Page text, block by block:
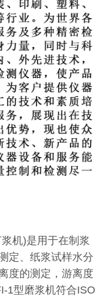
机)是用于在制浆
定、纸浆试样水分
度的测定，游离度
1型磨浆机符合ISO